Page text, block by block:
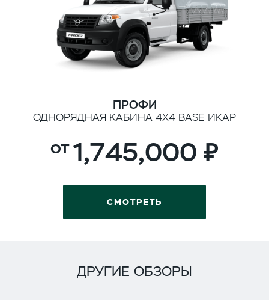
ПРОФИ
ОДНОРЯДНАЯ КАБИНА 4Х4 BASE ИКАР
1,745,000
СМОТРЕТЬ
ДРУГИЕ ОБЗОРЫ